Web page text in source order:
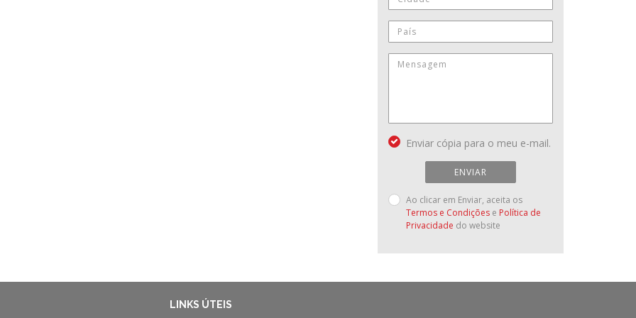
Enviar cópia para o meu e-mail.
ENVIAR
Ao clicar em Enviar, aceita os
Termos e Condiçõese Política de
Privacidade do website
LINKS ÚTEIS